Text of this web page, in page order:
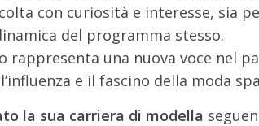
con curiosità e interesse, sia
del programma stesso.
rappresenta una nuova voce nel
e il fascino della moda
la sua carriera di modella